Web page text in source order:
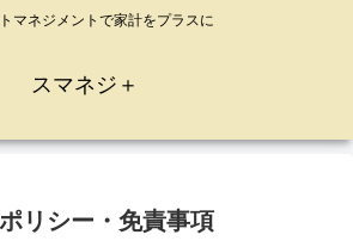
マネジメントで家計をプラスに
スマネジ＋
リシー・免責事項